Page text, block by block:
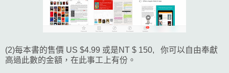
(2)每本書的售價 US $4.99 或是NT $ 150, 你可以自由奉獻
高過此數的金額，在此事工上有份。